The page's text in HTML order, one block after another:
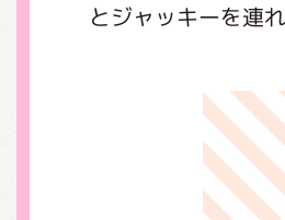
とジャッキーを連
チア ジャッキ
くまのがっこ